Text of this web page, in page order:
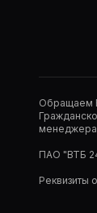
Обращаем
ПАО "ВТБ
Реквизиты